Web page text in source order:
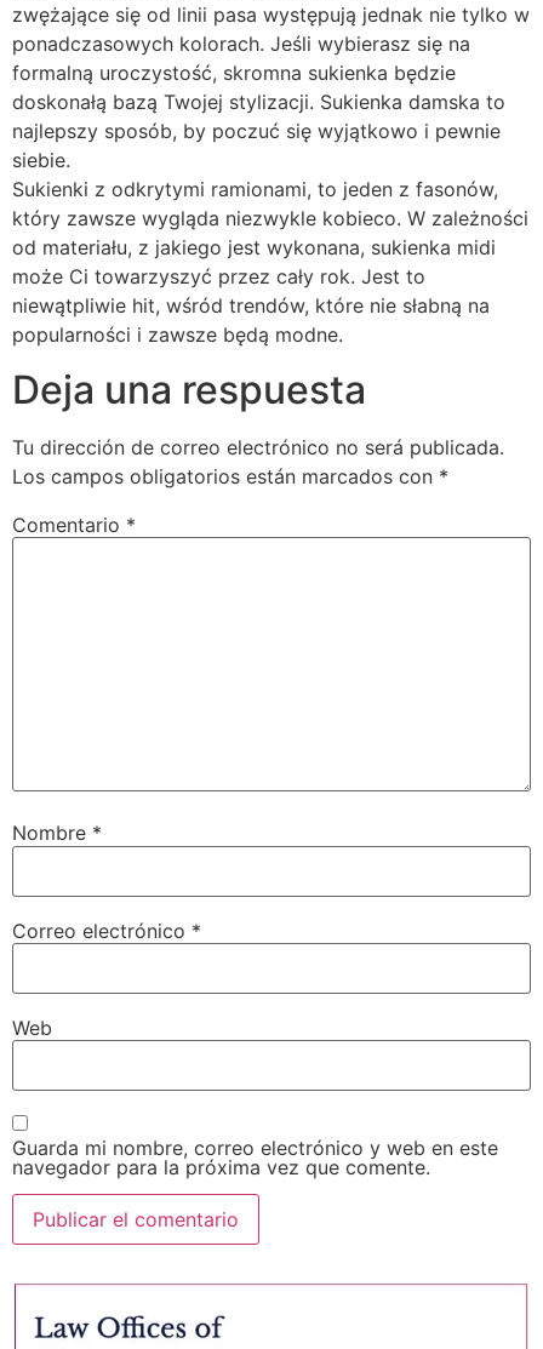
zwężające się od linii pasa występują jednak nie tylko w
ponadczasowych kolorach. Jeśli wybierasz się na
formalną uroczystość, skromna sukienka będzie
doskonałą bazą Twojej stylizacji. Sukienka damska to
najlepszy sposób, by poczuć się wyjątkowo i pewnie
siebie.
Sukienki z odkrytymi ramionami, to jeden z fasonów,
który zawsze wygląda niezwykle kobieco. W zależności
od materiału, z jakiego jest wykonana, sukienka midi
może Ci towarzyszyć przez cały rok. Jest to
niewątpliwie hit, wśród trendów, które nie słabną na
popularności i zawsze będą modne.
Deja una respuesta
Tu dirección de correo electrónico no será publicada.
Los campos obligatorios están marcados con *
Comentario *
Nombre *
Correo electrónico *
Web
Guarda mi nombre, correo electrónico y web en este
navegador para la próxima vez que comente.